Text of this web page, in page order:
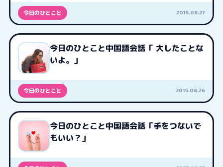
今日のひとこと 2015.08.27
今日のひとこと中国語会話「 大したことな
いよ。」
今日のひとこと 2015.08.26
今日のひとこと中国語会話「手をつないで
もいい？」